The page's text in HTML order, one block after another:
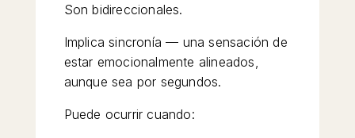
Son bidireccionales.
Implica sincronía — una sensación de
estar emocionalmente alineados,
aunque sea por segundos.
Puede ocurrir cuando: